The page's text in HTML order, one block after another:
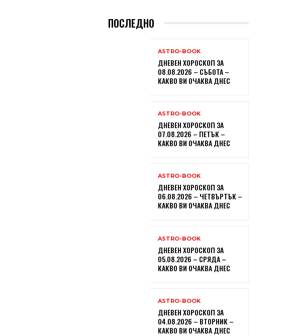
ПОСЛЕДНО
ASTRO-BOOK
ДНЕВЕН ХОРОСКОП ЗА
08.08.2026 – СЪБОТА –
КАКВО ВИ ОЧАКВА ДНЕС
ASTRO-BOOK
ДНЕВЕН ХОРОСКОП ЗА
07.08.2026 – ПЕТЪК –
КАКВО ВИ ОЧАКВА ДНЕС
ASTRO-BOOK
ДНЕВЕН ХОРОСКОП ЗА
06.08.2026 – ЧЕТВЪРТЪК –
КАКВО ВИ ОЧАКВА ДНЕС
ASTRO-BOOK
ДНЕВЕН ХОРОСКОП ЗА
05.08.2026 – СРЯДА –
КАКВО ВИ ОЧАКВА ДНЕС
ASTRO-BOOK
ДНЕВЕН ХОРОСКОП ЗА
04.08.2026 – ВТОРНИК –
КАКВО ВИ ОЧАКВА ДНЕС